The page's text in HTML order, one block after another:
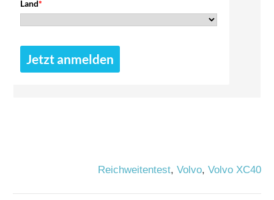
Land*
Jetzt anmelden
Reichweitentest, Volvo, Volvo XC40